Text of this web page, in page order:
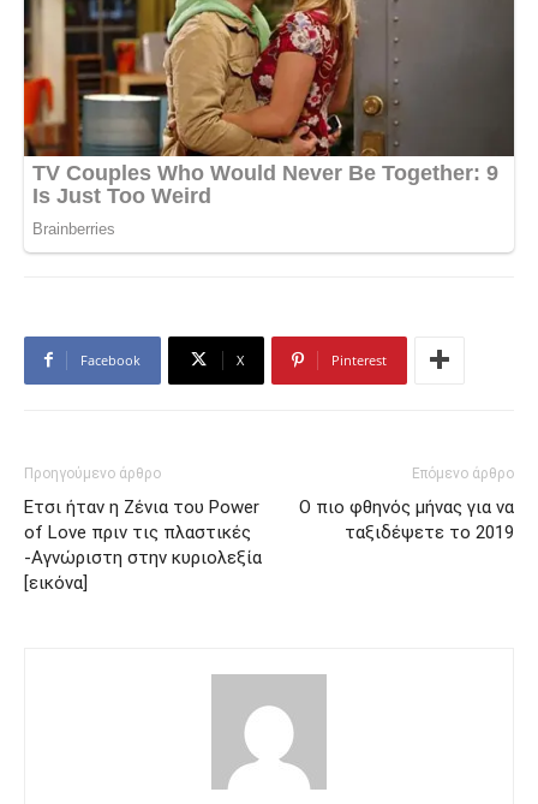
Facebook X Pinterest
Προηγούμενο άρθρο
Ετσι ήταν η Ζένια του Power
of Love πριν τις πλαστικές
-Αγνώριστη στην κυριολεξία
[εικόνα]
Επόμενο άρθρο
Ο πιο φθηνός μήνας για να
ταξιδέψετε το 2019